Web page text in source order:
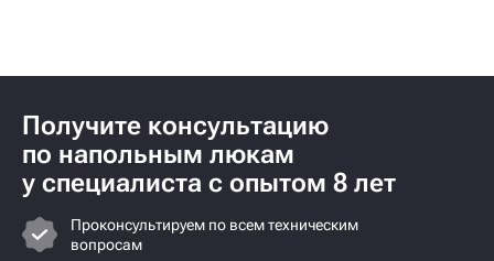
Получите консультацию
по напольным люкам
у специалиста с опытом 8 лет
Проконсультируем по всем техническим
вопросам